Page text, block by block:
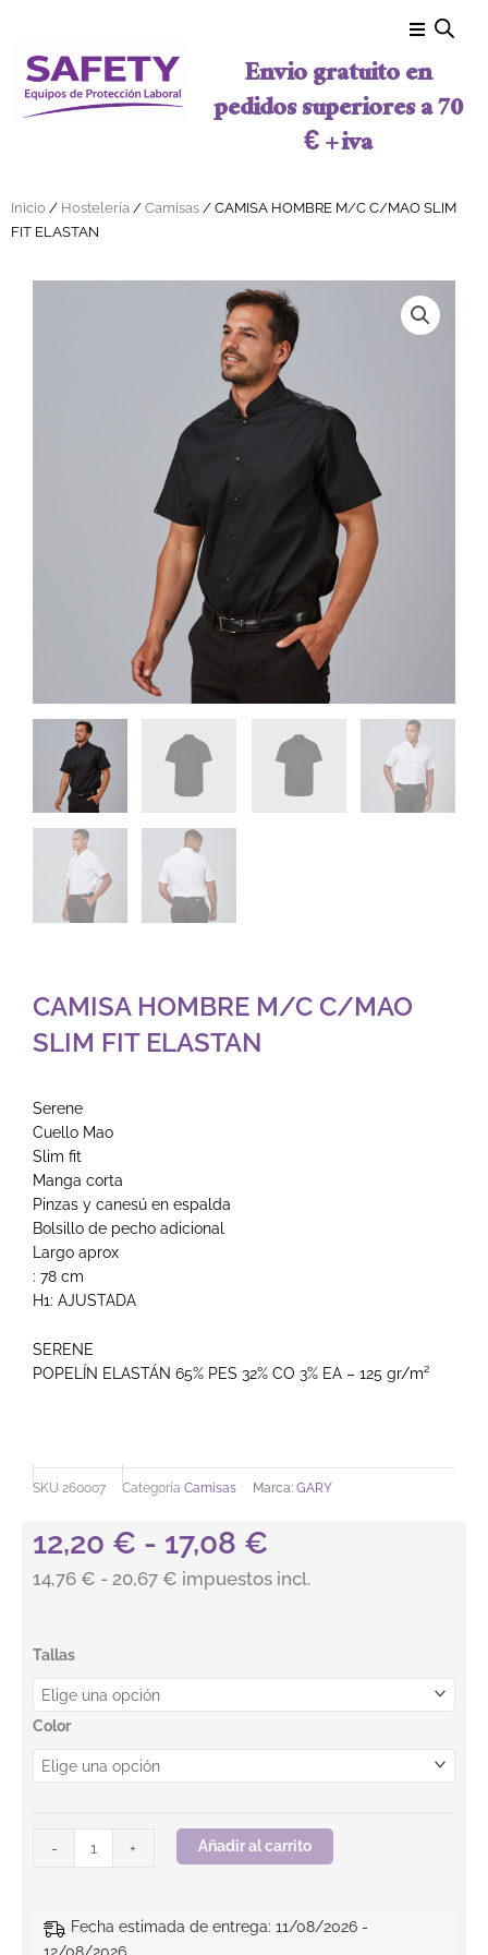
Envio gratuito en
pedidos superiores a 70
€ + iva
Inicio / Hostelería / Camisas / CAMISA HOMBRE M/C C/MAO SLIM
FIT ELASTAN
CAMISA HOMBRE M/C C/MAO
SLIM FIT ELASTAN
Serene
Cuello Mao
Slim fit
Manga corta
Pinzas y canesú en espalda
Bolsillo de pecho adicional
Largo aprox
: 78 cm
H1: AJUSTADA
SERENE
POPELÍN ELASTÁN 65% PES 32% CO 3% EA – 125 gr/m²
SKU 260007 Categoría Camisas Marca: GARY
12,20 € - 17,08 €
14,76 € - 20,67 € impuestos incl.
Tallas
Color
-
CAMISA HOMBRE M/C C/MAO SLIM FIT ELASTAN cantidad
+ Añadir al carrito
Fecha estimada de entrega: 11/08/2026 -
12/08/2026